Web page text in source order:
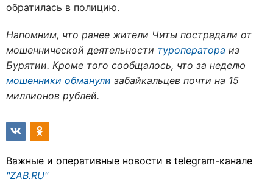
обратилась в полицию.
Напомним, что ранее жители Читы пострадали от
мошеннической деятельности туроператора из
Бурятии. Кроме того сообщалось, что за неделю
мошенники обманули забайкальцев почти на 15
миллионов рублей.
Важные и оперативные новости в telegram-канале
"ZAB.RU"